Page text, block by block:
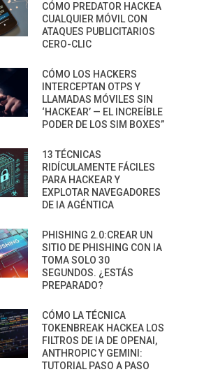
CÓMO PREDATOR HACKEA
CUALQUIER MÓVIL CON
ATAQUES PUBLICITARIOS
CERO-CLIC
CÓMO LOS HACKERS
INTERCEPTAN OTPS Y
LLAMADAS MÓVILES SIN
‘HACKEAR’ — EL INCREÍBLE
PODER DE LOS SIM BOXES”
13 TÉCNICAS
RIDÍCULAMENTE FÁCILES
PARA HACKEAR Y
EXPLOTAR NAVEGADORES
DE IA AGÉNTICA
PHISHING 2.0:CREAR UN
SITIO DE PHISHING CON IA
TOMA SOLO 30
SEGUNDOS. ¿ESTÁS
PREPARADO?
CÓMO LA TÉCNICA
TOKENBREAK HACKEA LOS
FILTROS DE IA DE OPENAI,
ANTHROPIC Y GEMINI:
TUTORIAL PASO A PASO